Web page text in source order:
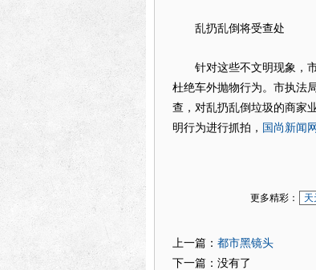
乱扔乱倒将受查处
针对这些不文明现象，市
杜绝车外抛物行为。市执法
查，对乱扔乱倒垃圾的商家
明行为进行抓拍， 国尚新闻
更多精彩：
上一篇： 都市黑镜头
下一篇：没有了